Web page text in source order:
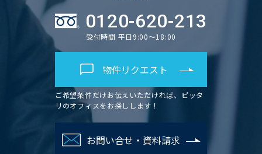
0120-620-213
受付時間 平日9:00～18:00
物件リクエスト
ご希望条件だけお伝えいただければ、ピッタ
リのオフィスをお探しします！
お問い合せ・資料請求